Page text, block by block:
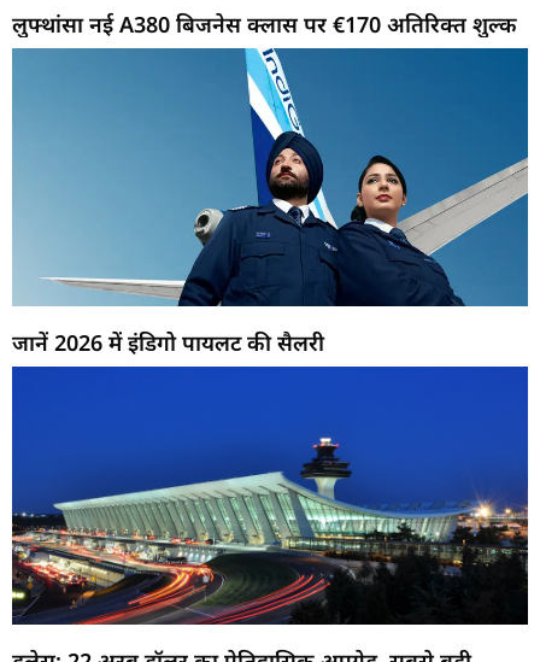
लुफ्थांसा नई A380 बिजनेस क्लास पर €170 अतिरिक्त शुल्क
जानें 2026 में इंडिगो पायलट की सैलरी